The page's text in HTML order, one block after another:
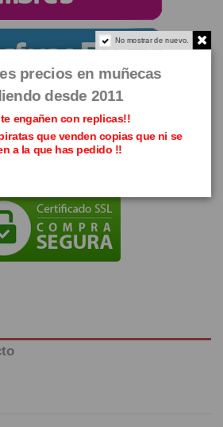
No mostrar de nuevo.
precios en muñecas
desde 2011
engañen con replicas!!
que venden copias que ni se
a la que has pedido !!